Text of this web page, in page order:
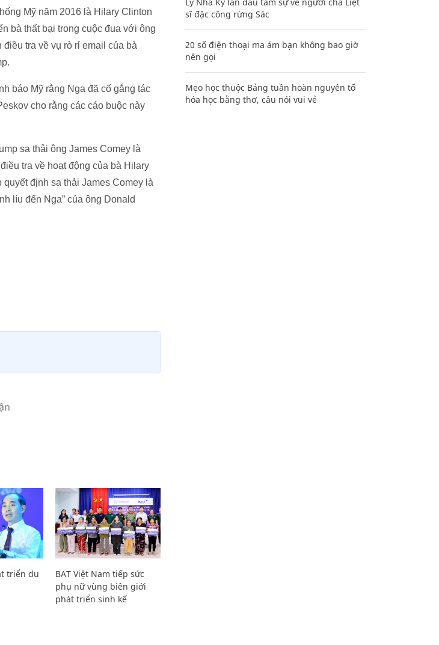
Mỹ năm 2016 là Hilary Clinton
bà thất bại trong cuộc đua với ông
tra về vụ rò rỉ email của bà
báo Mỹ rằng Nga đã cố gắng tác
cho rằng các cáo buộc này
sa thải ông James Comey là
tra về hoạt động của bà Hilary
định sa thải James Comey là
líu đến Nga” của ông Donald
triển du
BAT Việt Nam tiếp sức
phụ nữ vùng biên giới
phát triển sinh kế
sĩ đặc công rừng Sác
20 số điện thoại ma ám bạn không bao giờ
nên gọi
Mẹo học thuộc Bảng tuần hoàn nguyên tố
hóa học bằng thơ, câu nói vui vẻ